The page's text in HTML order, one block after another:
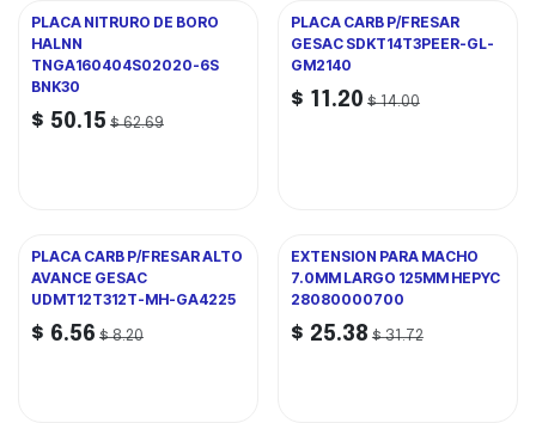
PLACA NITRURO DE BORO
HALNN
TNGA160404S02020-6S
BNK30
$ 50.15 $62.69
PLACA CARB P/FRESAR
GESAC SDKT14T3PEER-GL-
GM2140
$ 11.20 $14.00
PLACA CARB P/FRESAR ALTO
AVANCE GESAC
UDMT12T312T-MH-GA4225
$ 6.56 $8.20
EXTENSION PARA MACHO
7.0MM LARGO 125MM HEPYC
28080000700
$ 25.38 $31.72